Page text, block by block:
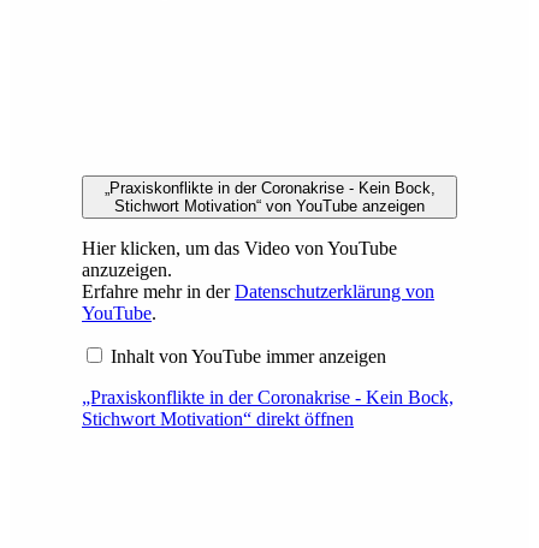
„Praxiskonflikte in der Coronakrise - Kein Bock,
Stichwort Motivation“ von YouTube anzeigen
Hier klicken, um das Video von YouTube
anzuzeigen.
Erfahre mehr in derDatenschutzerklärung von
YouTube.
Inhalt von YouTube immer anzeigen
„Praxiskonflikte in der Coronakrise - Kein Bock,
Stichwort Motivation“ direkt öffnen